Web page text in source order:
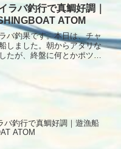
ラバ釣行で真鯛好調｜
ATOM
バ釣果です。本日は、チャ
しました。朝からアタリな
たが、終盤に何とかポツポ
バ釣行で真鯛好調｜遊漁船
ATOM